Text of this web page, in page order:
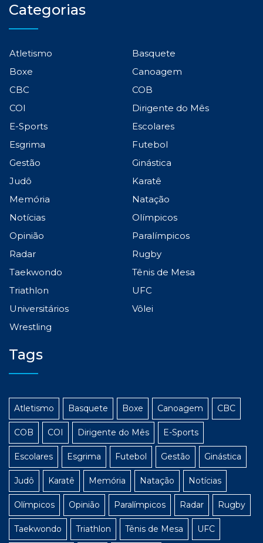
Categorias
Atletismo
Basquete
Boxe
Canoagem
CBC
COB
COI
Dirigente do Mês
E-Sports
Escolares
Esgrima
Futebol
Gestão
Ginástica
Judô
Karatê
Memória
Natação
Notícias
Olímpicos
Opinião
Paralímpicos
Radar
Rugby
Taekwondo
Tênis de Mesa
Triathlon
UFC
Universitários
Vôlei
Wrestling
Tags
Atletismo Basquete Boxe Canoagem CBC
COB COI Dirigente do Mês E-Sports
Escolares Esgrima Futebol Gestão Ginástica
Judô Karatê Memória Natação Notícias
Olímpicos Opinião Paralímpicos Radar Rugby
Taekwondo Triathlon Tênis de Mesa UFC